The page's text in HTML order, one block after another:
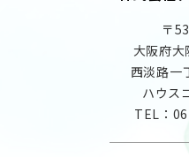
〒
大阪府大
西淡路一
ハウス
TEL：